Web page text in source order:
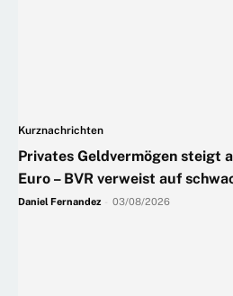
Kurznachrichten
Privates Geldvermögen steigt
Euro – BVR verweist auf
Daniel Fernandez 03/08/2026